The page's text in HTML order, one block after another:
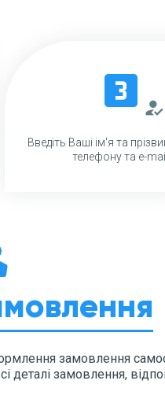
looks_3 how_to_reg
Введіть Ваші ім'я та
телефону та e-mail.
замовлення
замовлення,